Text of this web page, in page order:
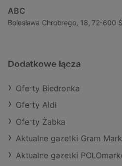
ABC
Bolesława Chrobrego, 18, 72-600
Dodatkowe łącza
Oferty Biedronka
Oferty Aldi
Oferty Żabka
Aktualne gazetki Gram
Aktualne gazetki